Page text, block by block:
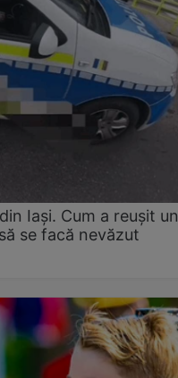
Iași. Cum a reușit un
se facă nevăzut